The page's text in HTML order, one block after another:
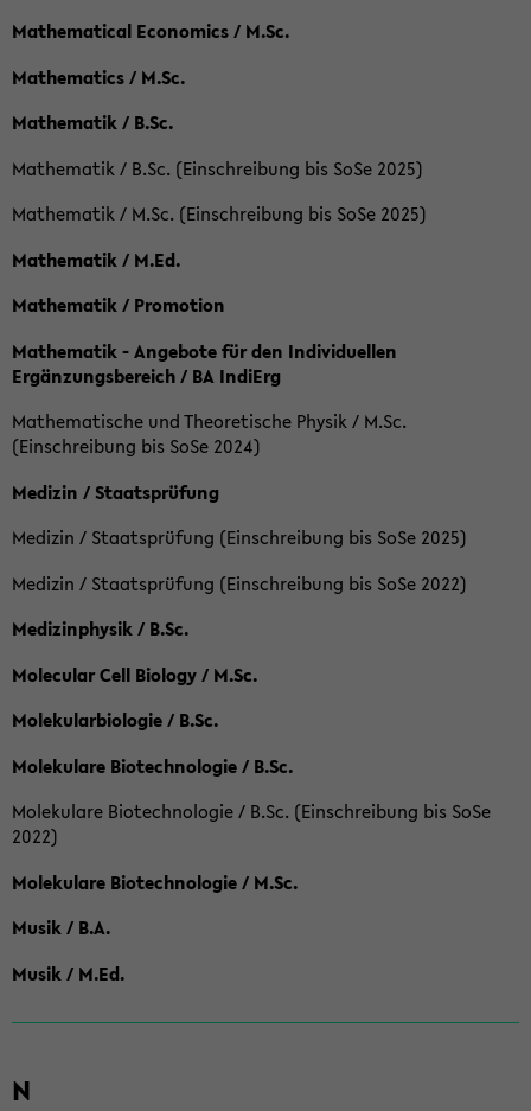
Mathematical Economics / M.Sc.
Mathematics / M.Sc.
Mathematik / B.Sc.
Mathematik / B.Sc. (Einschreibung bis SoSe 2025)
Mathematik / M.Sc. (Einschreibung bis SoSe 2025)
Mathematik / M.Ed.
Mathematik / Promotion
Mathematik - Angebote für den Individuellen
Ergänzungsbereich / BA IndiErg
Mathematische und Theoretische Physik / M.Sc.
(Einschreibung bis SoSe 2024)
Medizin / Staatsprüfung
Medizin / Staatsprüfung (Einschreibung bis SoSe 2025)
Medizin / Staatsprüfung (Einschreibung bis SoSe 2022)
Medizinphysik / B.Sc.
Molecular Cell Biology / M.Sc.
Molekularbiologie / B.Sc.
Molekulare Biotechnologie / B.Sc.
Molekulare Biotechnologie / B.Sc. (Einschreibung bis SoSe
2022)
Molekulare Biotechnologie / M.Sc.
Musik / B.A.
Musik / M.Ed.
N